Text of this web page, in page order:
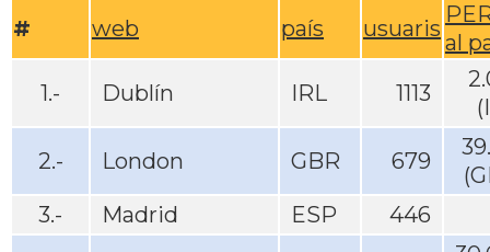
# web país usuaris
al
1.-
Dublín IRL 1113
2.- London GBR 679
3.-
Madrid ESP 446